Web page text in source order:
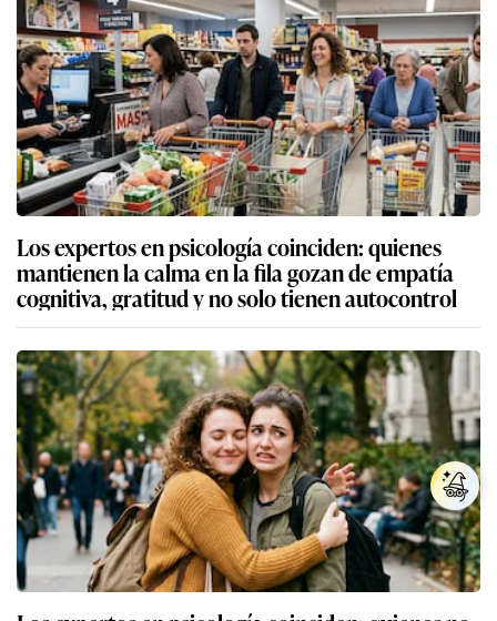
Los expertos en psicología coinciden: quienes
mantienen la calma en la fila gozan de empatía
cognitiva, gratitud y no solo tienen autocontrol